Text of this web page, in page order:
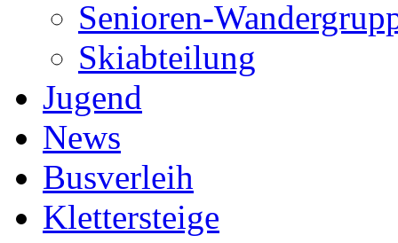
Senioren-
Skiabteilung
Jugend
News
Busverleih
Klettersteige